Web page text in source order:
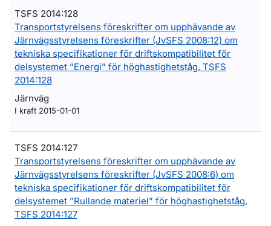
TSFS 2014:128
Transportstyrelsens föreskrifter om upphävande av
Järnvägsstyrelsens föreskrifter (JvSFS 2008:12) om
tekniska specifikationer för driftskompatibilitet för
delsystemet ”Energi” för höghastighetståg, TSFS
2014:128
Järnväg
I kraft 2015-01-01
TSFS 2014:127
Transportstyrelsens föreskrifter om upphävande av
Järnvägsstyrelsens föreskrifter (JvSFS 2008:6) om
tekniska specifikationer för driftskompatibilitet för
delsystemet ”Rullande materiel” för höghastighetståg,
TSFS 2014:127